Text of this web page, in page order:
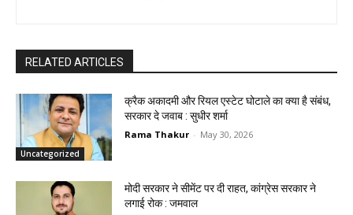
RELATED ARTICLES
Uncategorized
क्रैक अकादमी और रियल एस्टेट घोटाले का क्या है संबंध,
सरकार दे जवाब : सुधीर शर्मा
Rama Thakur - May 30, 2026
मोदी सरकार ने सीमेंट पर दी राहत, कांग्रेस सरकार ने
लगाई रोक : जमवाल